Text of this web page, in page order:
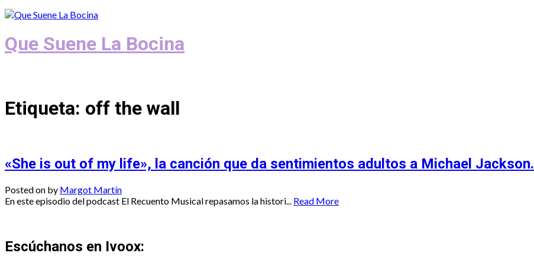
Que Suene La Bocina
Etiqueta: off the wall
«She is out of my life», la canción que da sentimientos adultos a Michael Jackson.
Posted on by Margot Martín
En este episodio del podcast El Recuento Musical repasamos la histori...
Read More
Escúchanos en Ivoox: